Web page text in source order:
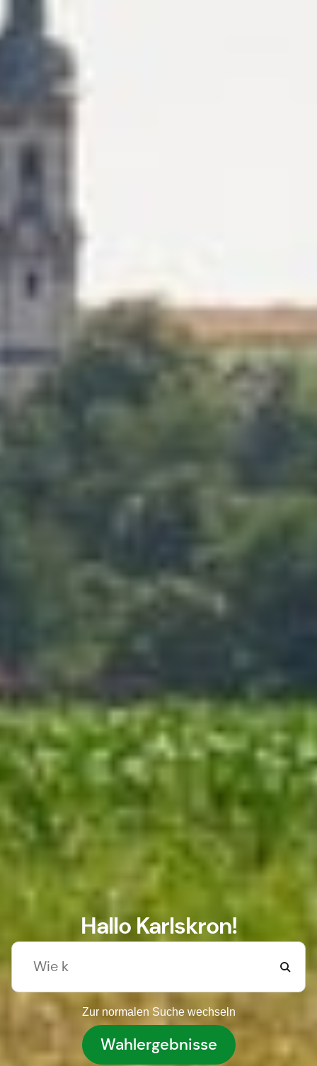
Hallo Karlskron!
Zur normalen Suche wechseln
Wahlergebnisse